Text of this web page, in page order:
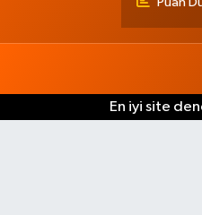
En iyi site